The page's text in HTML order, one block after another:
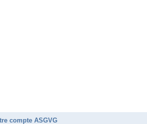
compte ASGVG